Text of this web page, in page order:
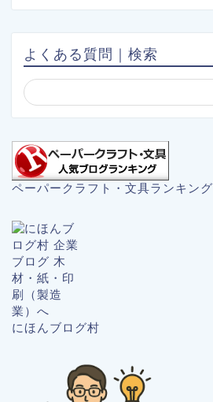
よくある質問｜検索
ペーパークラフト・文具ランキング
にほんブログ村